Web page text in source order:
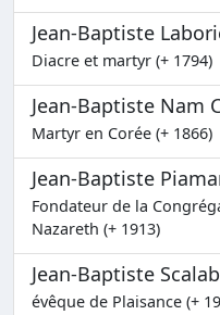
Jean-Baptiste
Diacre et martyr (+ 1794)
Jean-Baptiste Nam
Martyr en Corée (+ 1866)
Jean-Baptiste
Fondateur de la
Nazareth (+ 1913)
Jean-Baptiste
évêque de Plaisance (+